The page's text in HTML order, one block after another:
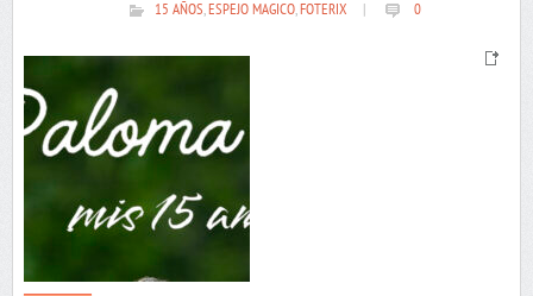
15 AÑOS,ESPEJO MAGICO,FOTERIX 0